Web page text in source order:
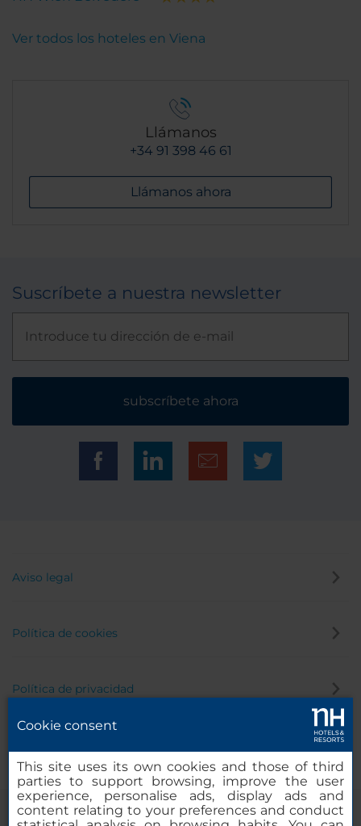
Ver todos los hoteles en Viena
Llámanos
+34 91 398 46 61
Llámanos ahora
Suscríbete a nuestra newsletter
subscríbete ahora
Aviso legal
Política de cookies
Política de privacidad
Cookie consent
This site uses its own cookies and those of third
parties to support browsing, improve the user
experience, personalise ads, display ads and
content relating to your preferences and conduct